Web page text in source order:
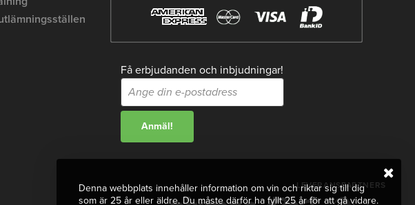
Få erbjudanden och inbjudningar!
LEVERANSPARTNERS
Denna webbplats innehåller information om vin och riktar sig till dig
som är 25 år eller äldre. Du måste därför ha fyllt 25 år för att gå vidare.